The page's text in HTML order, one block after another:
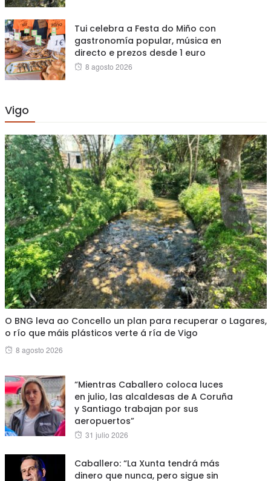
Tui celebra a Festa do Miño con
gastronomía popular, música en
directo e prezos desde 1 euro
Posted
8 agosto 2026
Vigo
O BNG leva ao Concello un plan para recuperar o Lagares,
o río que máis plásticos verte á ría de Vigo
Posted
8 agosto 2026
“Mientras Caballero coloca luces
en julio, las alcaldesas de A Coruña
y Santiago trabajan por sus
aeropuertos”
Posted
31 julio 2026
Caballero: “La Xunta tendrá más
dinero que nunca, pero sigue sin